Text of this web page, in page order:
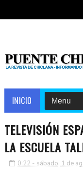
INICIO
TELEVISIÓN
LA ESCUELA
0:22 - sábado, 1 de